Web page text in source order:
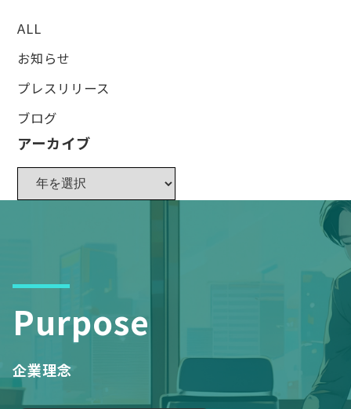
ALL
お知らせ
プレスリリース
ブログ
アーカイブ
Purpose
企業理念